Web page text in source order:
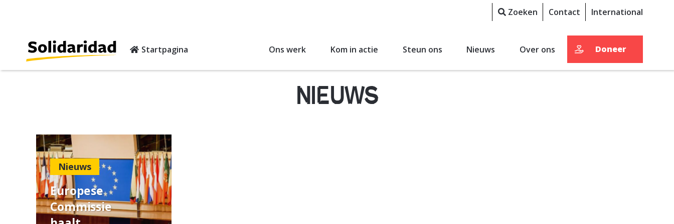
Zoeken Contact International
Startpagina Ons werk Kom in actie Steun ons Nieuws Over ons Doneer
NIEUWS
Nieuws
Europese
Commissie